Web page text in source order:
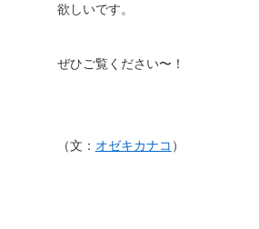
欲しいです。
ぜひご覧ください〜！
（文： オゼキカナコ ）